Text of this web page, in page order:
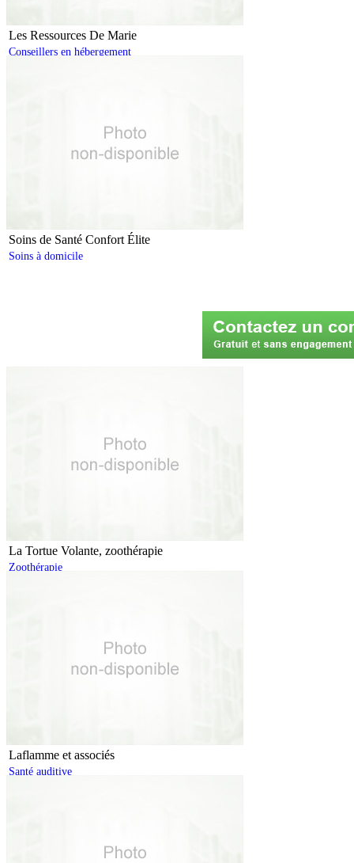
Les Ressources De Marie
Conseillers en hébergement
Soins de Santé Confort Élite
Soins à domicile
La Tortue Volante, zoothérapie
Zoothérapie
Laflamme et associés
Santé auditive